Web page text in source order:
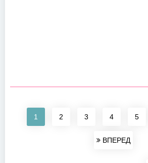
1 2 3 4 5
ВПЕРЕД